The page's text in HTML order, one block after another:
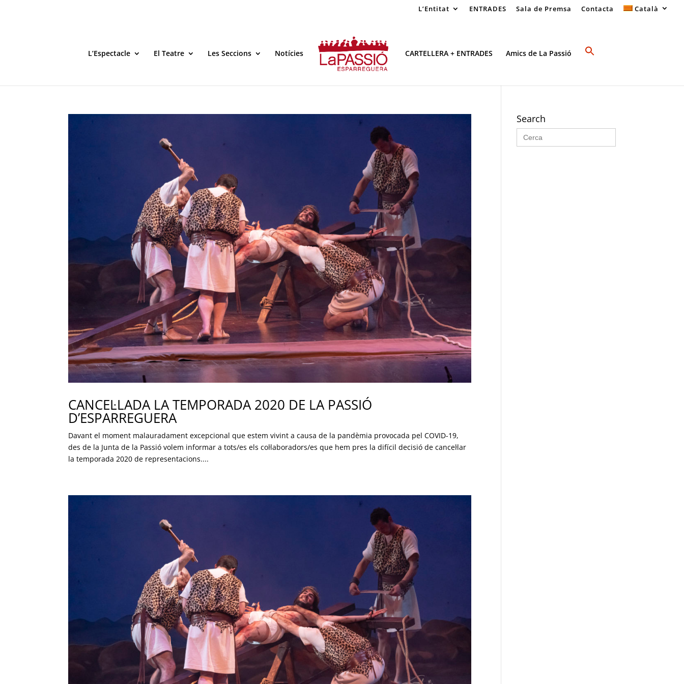
L’Entitat ENTRADES Sala de Premsa Contacta Català
L’Espectacle El Teatre Les Seccions Notícies CARTELLERA + ENTRADES Amics de La Passió
CANCEL·LADA LA TEMPORADA 2020 DE LA PASSIÓ
D’ESPARREGUERA
Davant el moment malauradament excepcional que estem vivint a causa de la pandèmia provocada pel COVID-19,
des de la Junta de la Passió volem informar a tots/es els col·laboradors/es que hem pres la difícil decisió de cancel·lar
la temporada 2020 de representacions....
Search
Search
for: